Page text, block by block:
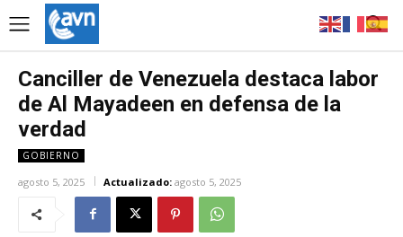
Canciller de Venezuela destaca labor
de Al Mayadeen en defensa de la
verdad
GOBIERNO
agosto 5, 2025 Actualizado: agosto 5, 2025